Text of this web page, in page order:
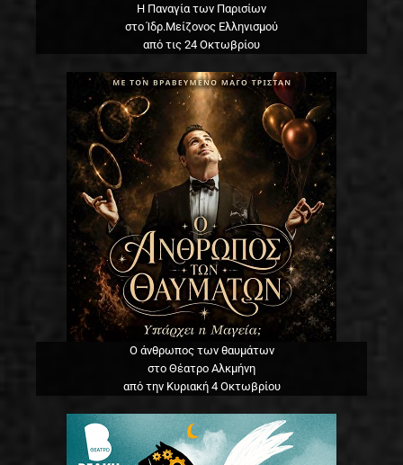
Η Παναγία των Παρισίων
στο Ίδρ.Μείζονος Ελληνισμού
από τις 24 Οκτωβρίου
Ο άνθρωπος των θαυμάτων
στο Θέατρο Αλκμήνη
από την Κυριακή 4 Οκτωβρίου